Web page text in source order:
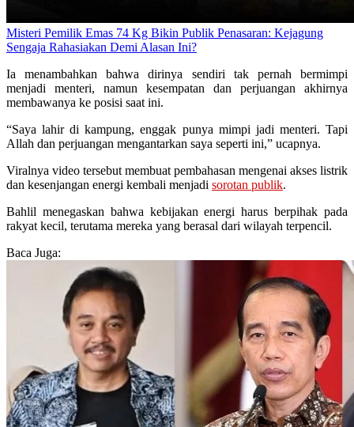
Misteri Pemilik Emas 74 Kg Bikin Publik Penasaran: Kejagung
Sengaja Rahasiakan Demi Alasan Ini?
Ia menambahkan bahwa dirinya sendiri tak pernah bermimpi
menjadi menteri, namun kesempatan dan perjuangan akhirnya
membawanya ke posisi saat ini.
“Saya lahir di kampung, enggak punya mimpi jadi menteri. Tapi
Allah dan perjuangan mengantarkan saya seperti ini,” ucapnya.
Viralnya video tersebut membuat pembahasan mengenai akses listrik
dan kesenjangan energi kembali menjadi sorotan publik.
Bahlil menegaskan bahwa kebijakan energi harus berpihak pada
rakyat kecil, terutama mereka yang berasal dari wilayah terpencil.
Baca Juga: